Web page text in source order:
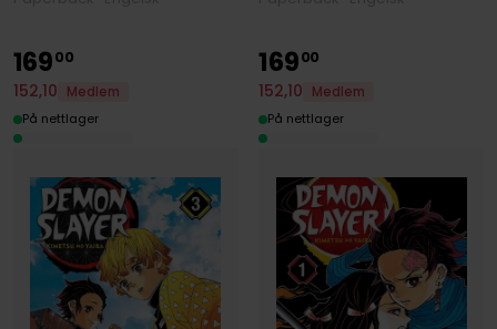
16900
152,10
Medlem
På nettlager
16900
152,10
Medlem
På nettlager